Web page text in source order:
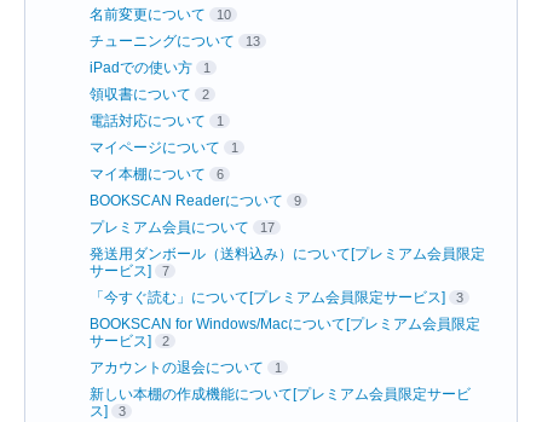
名前変更について 10
チューニングについて 13
iPadでの使い方 1
領収書について 2
電話対応について 1
マイページについて 1
マイ本棚について 6
BOOKSCAN Readerについて 9
プレミアム会員について 17
発送用ダンボール（送料込み）について[プレミアム会員限定
サービス]
7
「今すぐ読む」について[プレミアム会員限定サービス] 3
BOOKSCAN for Windows/Macについて[プレミアム会員限定
サービス]
2
アカウントの退会について 1
新しい本棚の作成機能について[プレミアム会員限定サービ
ス]
3